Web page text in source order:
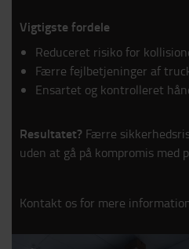
Vigtigste fordele
Reduceret risiko for
Færre fejlbetjeninger af
Ensartet og kontrolleret
Resultatet? Færre
uden at gå på kompromis med
Kontakt os for mere